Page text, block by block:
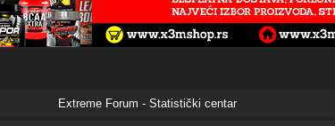
Extreme Forum - Statistički centar